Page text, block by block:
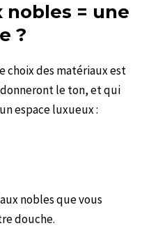
nobles = une
?
choix des matériaux est
le ton, et qui
espace luxueux :
nobles que vous
douche.